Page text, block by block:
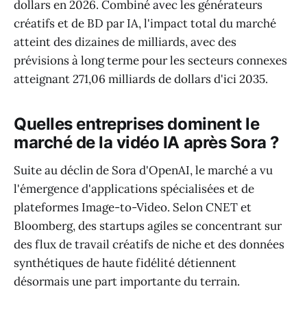
dollars en 2026. Combiné avec les générateurs
créatifs et de BD par IA, l'impact total du marché
atteint des dizaines de milliards, avec des
prévisions à long terme pour les secteurs connexes
atteignant 271,06 milliards de dollars d'ici 2035.
Quelles entreprises dominent le
marché de la vidéo IA après Sora ?
Suite au déclin de Sora d'OpenAI, le marché a vu
l'émergence d'applications spécialisées et de
plateformes Image-to-Video. Selon CNET et
Bloomberg, des startups agiles se concentrant sur
des flux de travail créatifs de niche et des données
synthétiques de haute fidélité détiennent
désormais une part importante du terrain.